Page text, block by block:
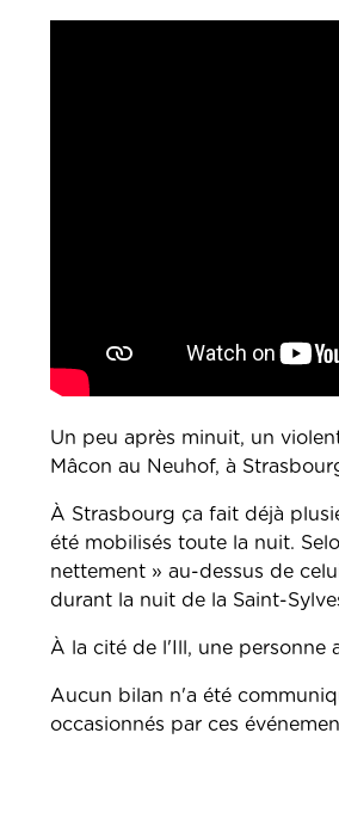
Un peu après minuit, un
Mâcon au Neuhof, à
À Strasbourg ça fait déjà
été mobilisés toute la nuit.
nettement » au-dessus de
durant la nuit de la Saint-
À la cité de l'Ill, une personne
Aucun bilan n'a été
occasionnés par ces